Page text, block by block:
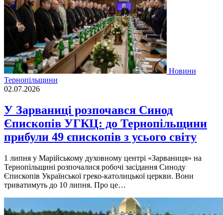
Новини
Тернопільщини
02.07.2026
У Зарваниці розпочався Синод
Єпископів УГКЦ: до Тернопільщини
прибули 49 єпископів з усього світу
1 липня у Марійському духовному центрі «Зарваниця» на
Тернопільщині розпочалися робочі засідання Синоду
Єпископів Української греко-католицької церкви. Вони
триватимуть до 10 липня. Про це…